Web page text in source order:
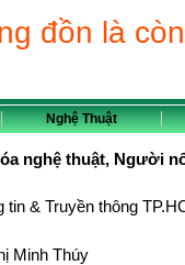
đồn là
Nghệ Thuật
nghệ thuật, Người
& Truyền thông
Minh Thúy